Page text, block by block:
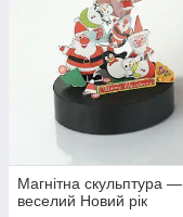
Магнітна скульптура —
веселий Новий рік